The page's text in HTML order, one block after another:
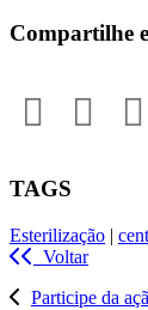
Compartilhe
TAGS
Esterilização |
Voltar
Participe da